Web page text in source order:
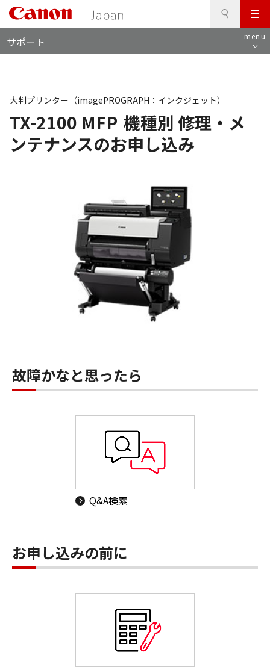
メ
ニ
ュ
サポート menu
TX-2100 MFP 機種別 修理・メ
ンテナンスのお申し込み
大判プリンター（imagePROGRAPH：インクジェット）
故障かなと思ったら
Q&A検索
お申し込みの前に